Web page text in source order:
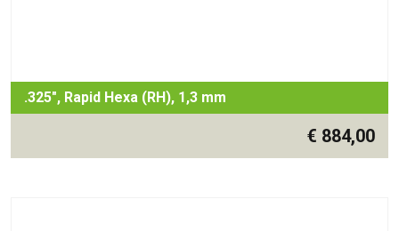
.325", Rapid Hexa (RH), 1,3 mm
€ 884,00